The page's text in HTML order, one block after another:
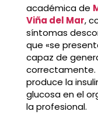
académica de
Viña del Mar,
síntomas
que «se
capaz de
correctamente.
produce la
glucosa en el
la profesional.